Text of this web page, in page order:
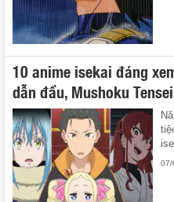
10 anime isekai đáng
dẫn đầu, Mushoku
07/